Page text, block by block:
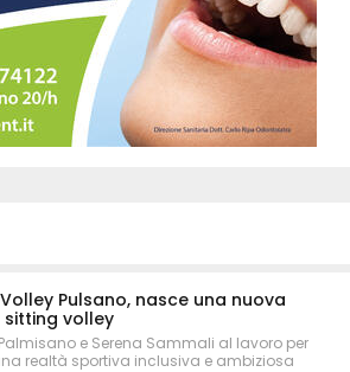
Pulsano, nasce una nuova
sitting volley
e Serena Sammali al lavoro per
realtà sportiva inclusiva e ambiziosa